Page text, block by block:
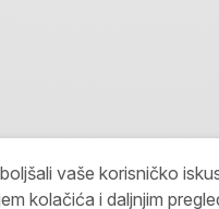
vaše korisničko
kolačića i daljnjim